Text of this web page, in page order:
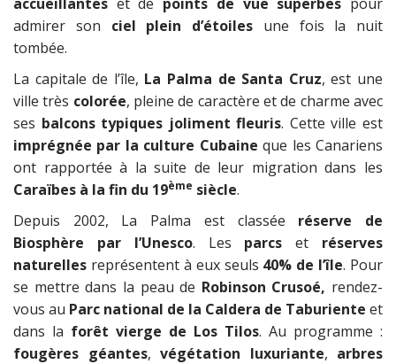
admirer son ciel plein d’étoiles une fois la nuit
tombée.
La capitale de l’île, La Palma de Santa Cruz, est une
ville très colorée, pleine de caractère et de charme avec
ses balcons typiques joliment fleuris. Cette ville est
imprégnée par la culture Cubaine que les Canariens
ont rapportée à la suite de leur migration dans les
Caraïbes à la fin du 19ème siècle.
Depuis 2002, La Palma est classée réserve de
Biosphère par l’Unesco. Les parcset réserves
naturelles représentent à eux seuls 40% de l’île. Pour
se mettre dans la peau de Robinson Crusoé, rendez-
vous au Parc national de la Caldera de Taburiente et
dans la forêt vierge de Los Tilos. Au programme :
fougères géantes, végétation luxuriante, arbres